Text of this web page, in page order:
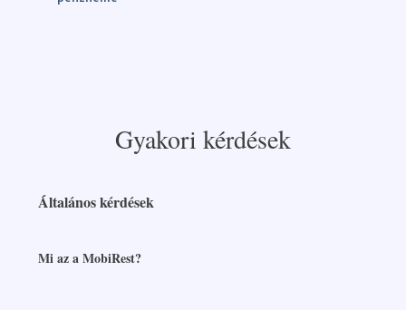
Gyakori kérdések
Általános kérdések
Mi az a MobiRest?